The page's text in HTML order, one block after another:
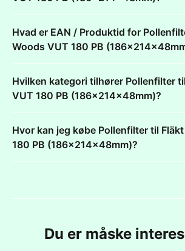
Hvad er EAN / Produktid for
Woods VUT 180 PB
Hvilken kategori tilhører Pollenfilter
VUT 180 PB (186x214x48mm)?
Hvor kan jeg købe Pollenfilter til
180 PB (186x214x48mm)?
Du er måske